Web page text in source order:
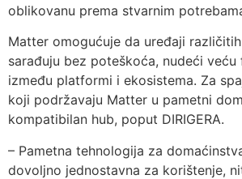
oblikovanu prema stvarnim
Matter omogućuje da uređaji
sarađuju bez poteškoća, nudeći veću
između platformi i ekosistema. Za
koji podržavaju Matter u pametni
kompatibilan hub, poput DIRIGERA.
– Pametna tehnologija za
dovoljno jednostavna za korištenje,